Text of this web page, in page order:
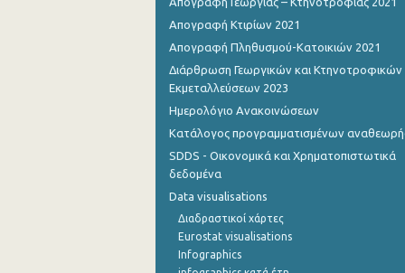
Φεβρουαρίου 2023
Δεκεμβρίου 2022
Οκτωβρίου 2022
Σεπτεμβρίου 2022
Αυγούστου 2022
Ιουλίου 2022
Απογραφή Κτιρίων 2021
Απογραφή Πληθυσμού-Κατοικιών 2021
Διάρθρωση Γεωργικών και Κτηνοτροφικών
Εκμεταλλεύσεων 2023
Ημερολόγιο Ανακοινώσεων
Κατάλογος προγραμματισμένων
SDDS - Οικονομικά και Χρηματοπιστωτικά
δεδομένα
Data visualisations
Διαδραστικοί χάρτες
Eurostat visualisations
Infographics